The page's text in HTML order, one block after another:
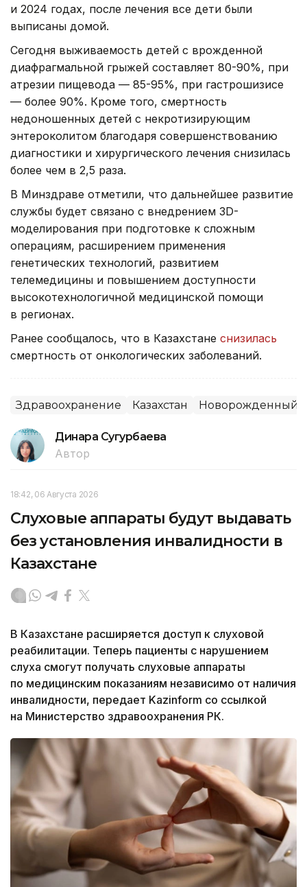
и 2024 годах, после лечения все дети были
выписаны домой.
Сегодня выживаемость детей с врожденной
диафрагмальной грыжей составляет 80-90%, при
атрезии пищевода — 85-95%, при гастрошизисе
— более 90%. Кроме того, смертность
недоношенных детей с некротизирующим
энтероколитом благодаря совершенствованию
диагностики и хирургического лечения снизилась
более чем в 2,5 раза.
В Минздраве отметили, что дальнейшее развитие
службы будет связано с внедрением 3D-
моделирования при подготовке к сложным
операциям, расширением применения
генетических технологий, развитием
телемедицины и повышением доступности
высокотехнологичной медицинской помощи
в регионах.
Ранее сообщалось, что в Казахстане снизилась
смертность от онкологических заболеваний.
Здравоохранение Казахстан Новорожденный
Динара Сугурбаева
Автор
18:42, 06 Августа 2026
Слуховые аппараты будут выдавать
без установления инвалидности в
Казахстане
В Казахстане расширяется доступ к слуховой
реабилитации. Теперь пациенты с нарушением
слуха смогут получать слуховые аппараты
по медицинским показаниям независимо от наличия
инвалидности, передает Kazinform со ссылкой
на Министерство здравоохранения РК.